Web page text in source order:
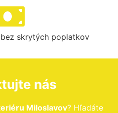
skrytých poplatkov
nás
Miloslavov? Hľadáte